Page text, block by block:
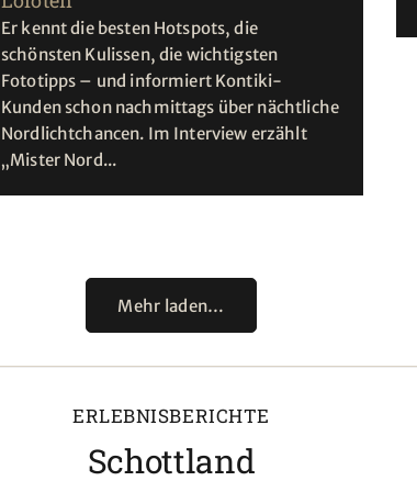
Er kennt die besten Hotspots, die
schönsten Kulissen, die wichtigsten
Fototipps – und informiert Kontiki-
Kunden schon nachmittags über nächtliche
Nordlichtchancen. Im Interview erzählt
„Mister Nord...
Mehr laden…
ERLEBNISBERICHTE
Schottland